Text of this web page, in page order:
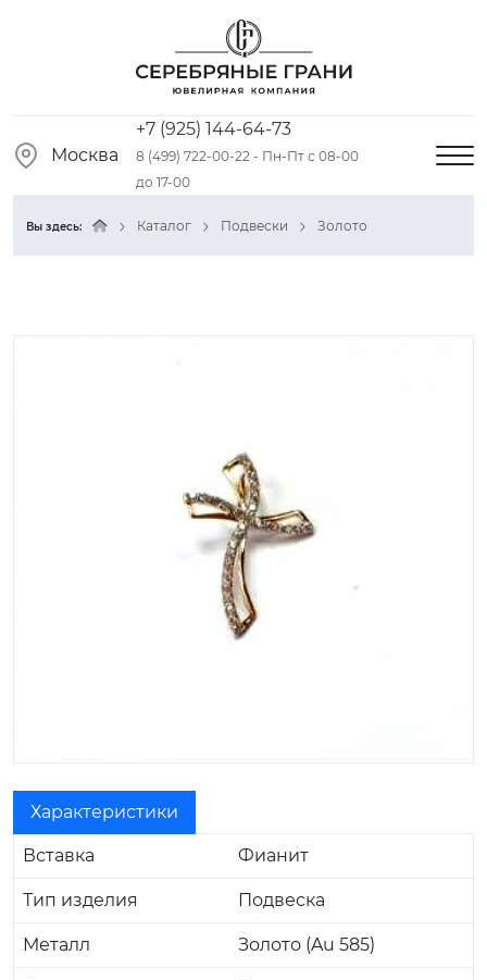
Москва
+7 (925) 144-64-73
8 (499) 722-00-22 - Пн-Пт с 08-00
до 17-00
Вы здесь: Каталог Подвески Золото
Характеристики
Вставка Фианит
Тип изделия Подвеска
Металл Золото (Au 585)